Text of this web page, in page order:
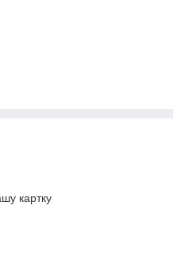
картку